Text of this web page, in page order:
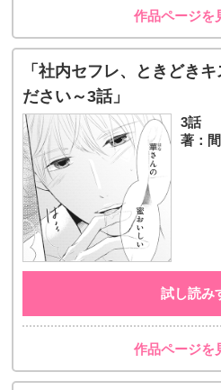
作品ページを
「社内セフレ、ときどき
ださい～3話」
3話
著：
試し読み
作品ページを